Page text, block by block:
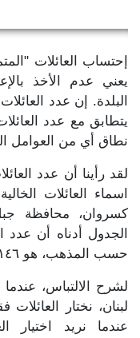
إحتساب العائلات
يعني عدم الأخذ
البلدة. إن عدد
يتطابق مع عدد
نطاق أي من العوامل
لقد رأينا أن عدد
اسماء العائلات
الجدول أدناه أن عدد
حسب المذهب، هو ١٤٦
لشرح الالتباس،
لبنان، نختار
عندما نريد اختيار